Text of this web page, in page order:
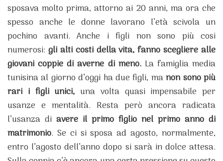
sposava molto prima, attorno ai 20 anni, ma ora che
spesso anche le donne lavorano l’età scivola un
pochino avanti. Anche i figli non sono più cosi
numerosi: gli alti costi della vita, fanno scegliere alle
giovani coppie di averne di meno. La famiglia media
tunisina al giorno d’oggi ha due figli, manon sono più
rari i figli unici, una volta quasi impensabile per
usanze e mentalità. Resta però ancora radicata
l’usanza di avere il primo figlio nel primo anno di
matrimonio. Se ci si sposa ad agosto, normalmente,
entro l’agosto dell’anno dopo si sarà in dolce attesa.